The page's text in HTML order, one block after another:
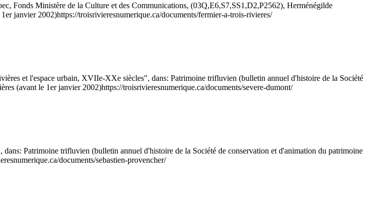
Fonds Ministère de la Culture et des Communications, (03Q,E6,S7,SS1,D2,P2562), Herménégilde
janvier 2002)https://troisrivieresnumerique.ca/documents/fermier-a-trois-rivieres/
et l'espace urbain, XVIIe-XXe siècles", dans: Patrimoine trifluvien (bulletin annuel d'histoire de la Société
(avant le 1er janvier 2002)https://troisrivieresnumerique.ca/documents/severe-dumont/
Patrimoine trifluvien (bulletin annuel d'histoire de la Société de conservation et d'animation du patrimoine
documents/sebastien-provencher/